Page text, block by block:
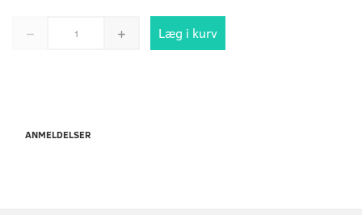
Læg i kurv
ANMELDELSER